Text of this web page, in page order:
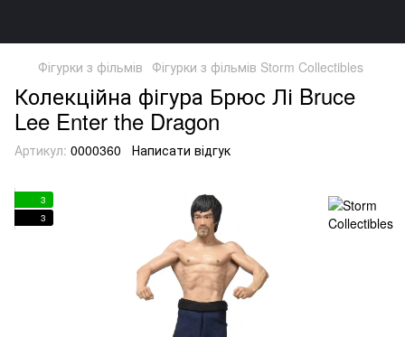
Фігурки з фільмів Фігурки з фільмів Storm Collectibles
Колекційна фігура Брюс Лі Bruce
Lee Enter the Dragon
Артикул: 0000360 Написати відгук
3
3